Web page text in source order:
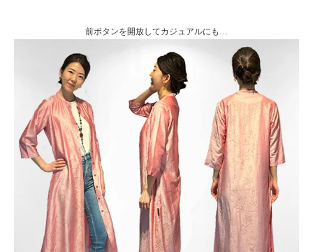
前ボタンを開放してカジュアルにも…